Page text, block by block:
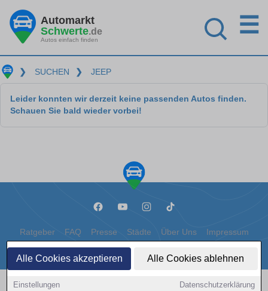
Alle Cookies akzeptieren Alle Cookies ablehnen
Einstellungen Datenschutzerklärung
Automarkt
Schwerte.de
Autos einfach finden
☰
❯ SUCHEN ❯ JEEP
Leider konnten wir derzeit keine passenden Autos finden.
Schauen Sie bald wieder vorbei!
Ratgeber FAQ Presse Städte Über Uns Impressum
Datenschutz Cookies
Copyright © 2000 - 2026 | 1A Infosysteme GmbH | Content by: 1a-sites-autos